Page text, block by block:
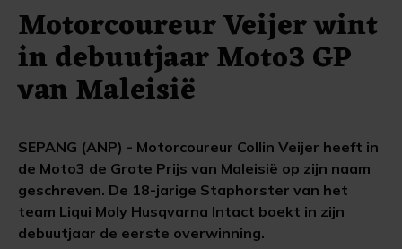
Motorcoureur Veijer wint
in debuutjaar Moto3 GP
van Maleisië
SEPANG (ANP) - Motorcoureur Collin Veijer heeft in
de Moto3 de Grote Prijs van Maleisië op zijn naam
geschreven. De 18-jarige Staphorster van het
team Liqui Moly Husqvarna Intact boekt in zijn
debuutjaar de eerste overwinning.